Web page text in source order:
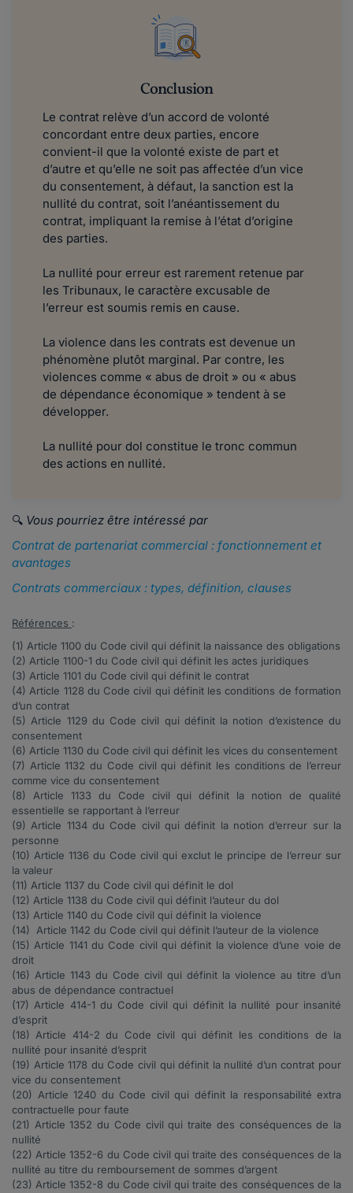
Conclusion
Le contrat relève d’un accord de volonté
concordant entre deux parties, encore
convient-il que la volonté existe de part et
d’autre et qu’elle ne soit pas affectée d’un vice
du consentement, à défaut, la sanction est la
nullité du contrat, soit l’anéantissement du
contrat, impliquant la remise à l’état d’origine
des parties.
La nullité pour erreur est rarement retenue par
les Tribunaux, le caractère excusable de
l’erreur est soumis remis en cause.
La violence dans les contrats est devenue un
phénomène plutôt marginal. Par contre, les
violences comme « abus de droit » ou « abus
de dépendance économique » tendent à se
développer.
La nullité pour dol constitue le tronc commun
des actions en nullité.
🔍 Vous pourriez être intéressé par
Contrat de partenariat commercial : fonctionnement et
avantages
Contrats commerciaux : types, définition, clauses
Références :
(1) Article 1100 du Code civil qui définit la naissance des obligations
(2) Article 1100-1 du Code civil qui définit les actes juridiques
(3) Article 1101 du Code civil qui définit le contrat
(4) Article 1128 du Code civil qui définit les conditions de formation
d’un contrat
(5) Article 1129 du Code civil qui définit la notion d’existence du
consentement
(6) Article 1130 du Code civil qui définit les vices du consentement
(7) Article1132 du Code civil qui définit les conditions de l’erreur
comme vice du consentement
(8) Article 1133 du Code civil qui définit la notion de qualité
essentielle se rapportant à l’erreur
(9) Article 1134du Code civil qui définit la notion d’erreur sur la
personne
(10) Article 1136 du Code civil qui exclut le principe de l’erreur sur
la valeur
(11) Article 1137 du Code civil qui définit le dol
(12) Article 1138 du Code civil qui définit l’auteur du dol
(13) Article 1140 du Code civil qui définit la violence
(14) Article 1142 du Code civil qui définit l’auteur de la violence
(15) Article 1141 du Code civil qui définit la violence d’une voie de
droit
(16) Article 1143 du Code civil qui définit la violence au titre d’un
abus de dépendance contractuel
(17) Article 414-1 du Code civil qui définit la nullité pour insanité
d’esprit
(18) Article 414-2 du Code civil qui définit les conditions de la
nullité pour insanité d’esprit
(19) Article1178 du Code civil qui définit la nullité d’un contrat pour
vice du consentement
(20) Article 1240 du Code civil qui définit la responsabilité extra
contractuelle pour faute
(21) Article1352 du Code civil qui traite des conséquences de la
nullité
(22) Article1352-6 du Code civil qui traite des conséquences de la
nullité au titre du remboursement de sommes d’argent
(23) Article1352-8 du Code civil qui traite des conséquences de la